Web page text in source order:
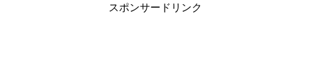
スポンサードリンク